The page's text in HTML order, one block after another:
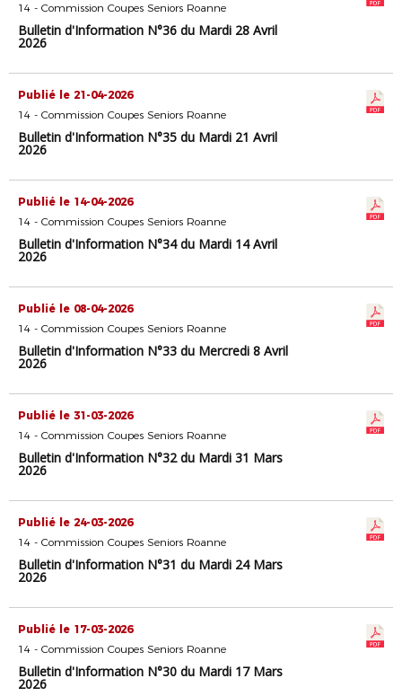
14 - Commission Coupes Seniors Roanne
Bulletin d'Information N°36 du Mardi 28 Avril
2026
Publié le 21-04-2026
14 - Commission Coupes Seniors Roanne
Bulletin d'Information N°35 du Mardi 21 Avril
2026
Publié le 14-04-2026
14 - Commission Coupes Seniors Roanne
Bulletin d'Information N°34 du Mardi 14 Avril
2026
Publié le 08-04-2026
14 - Commission Coupes Seniors Roanne
Bulletin d'Information N°33 du Mercredi 8 Avril
2026
Publié le 31-03-2026
14 - Commission Coupes Seniors Roanne
Bulletin d'Information N°32 du Mardi 31 Mars
2026
Publié le 24-03-2026
14 - Commission Coupes Seniors Roanne
Bulletin d'Information N°31 du Mardi 24 Mars
2026
Publié le 17-03-2026
14 - Commission Coupes Seniors Roanne
Bulletin d'Information N°30 du Mardi 17 Mars
2026